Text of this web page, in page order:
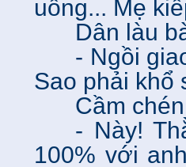
uống... Mẹ
Dân làu
- Ngồi
Sao phải khổ
Cầm
- Này!
100% với